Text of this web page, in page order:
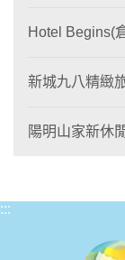
Hotel Begins(
新城九八精緻
陽明山家新休
:::